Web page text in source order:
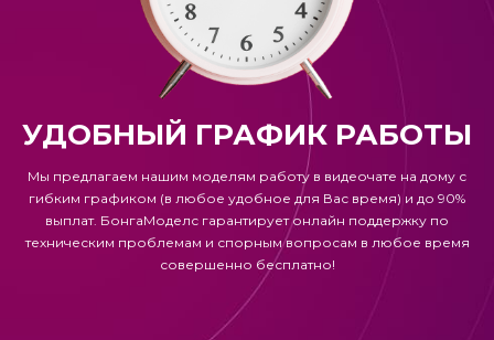
УДОБНЫЙ ГРАФИК РАБОТЫ
Мы предлагаем нашим моделям работу в видеочате на дому с
гибким графиком (в любое удобное для Вас время) и до 90%
выплат. БонгаМоделс гарантирует онлайн поддержку по
техническим проблемам и спорным вопросам в любое время
совершенно бесплатно!